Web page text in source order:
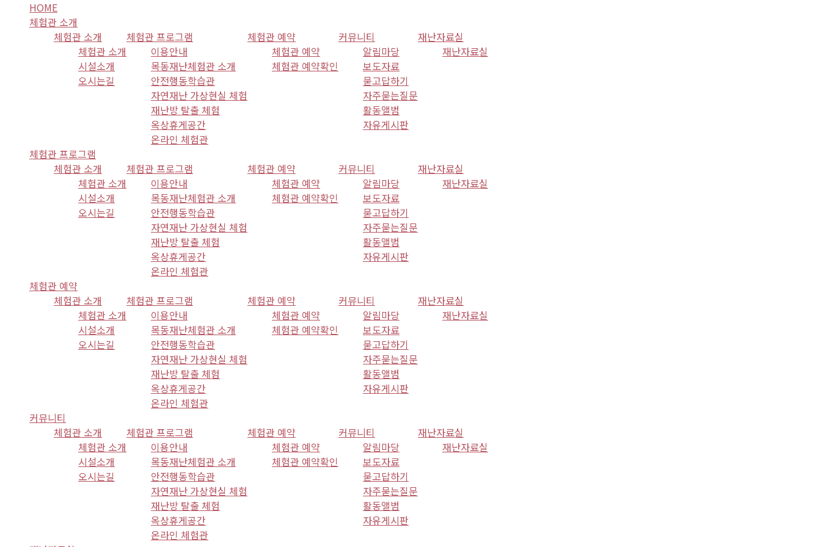
HOME
체험관 소개
체험관 소개
체험관 소개
시설소개
오시는길
체험관 프로그램
이용안내
목동재난체험관 소개
안전행동학습관
자연재난 가상현실 체험
재난방 탈출 체험
옥상휴게공간
온라인 체험관
체험관 예약
체험관 예약
체험관 예약확인
커뮤니티
알림마당
보도자료
묻고답하기
자주묻는질문
활동앨범
자유게시판
재난자료실
재난자료실
체험관 프로그램
체험관 소개
체험관 소개
시설소개
오시는길
체험관 프로그램
이용안내
목동재난체험관 소개
안전행동학습관
자연재난 가상현실 체험
재난방 탈출 체험
옥상휴게공간
온라인 체험관
체험관 예약
체험관 예약
체험관 예약확인
커뮤니티
알림마당
보도자료
묻고답하기
자주묻는질문
활동앨범
자유게시판
재난자료실
재난자료실
체험관 예약
체험관 소개
체험관 소개
시설소개
오시는길
체험관 프로그램
이용안내
목동재난체험관 소개
안전행동학습관
자연재난 가상현실 체험
재난방 탈출 체험
옥상휴게공간
온라인 체험관
체험관 예약
체험관 예약
체험관 예약확인
커뮤니티
알림마당
보도자료
묻고답하기
자주묻는질문
활동앨범
자유게시판
재난자료실
재난자료실
커뮤니티
체험관 소개
체험관 소개
시설소개
오시는길
체험관 프로그램
이용안내
목동재난체험관 소개
안전행동학습관
자연재난 가상현실 체험
재난방 탈출 체험
옥상휴게공간
온라인 체험관
체험관 예약
체험관 예약
체험관 예약확인
커뮤니티
알림마당
보도자료
묻고답하기
자주묻는질문
활동앨범
자유게시판
재난자료실
재난자료실